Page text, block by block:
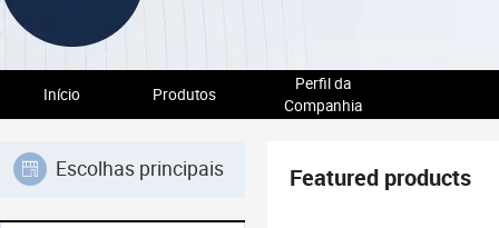
Início Produtos
Perfil da
Companhia
Escolhas principais Featured products